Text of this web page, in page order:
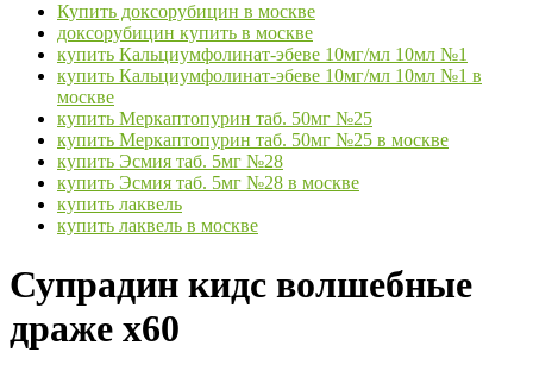
Купить доксорубицин в москве
доксорубицин купить в москве
купить Кальциумфолинат-эбеве 10мг/мл 10мл №1
купить Кальциумфолинат-эбеве 10мг/мл 10мл №1 в
москве
купить Меркаптопурин таб. 50мг №25
купить Меркаптопурин таб. 50мг №25 в москве
купить Эсмия таб. 5мг №28
купить Эсмия таб. 5мг №28 в москве
купить лаквель
купить лаквель в москве
Супрадин кидс волшебные
драже х60